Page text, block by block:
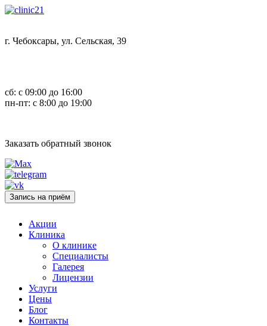
г. Чебоксары, ул. Сельская, 39
сб: с 09:00 до 16:00
пн-пт: с 8:00 до 19:00
Заказать обратный звонок
Запись на приём
Акции
Клиника
О клинике
Специалисты
Галерея
Лицензии
Услуги
Цены
Блог
Контакты